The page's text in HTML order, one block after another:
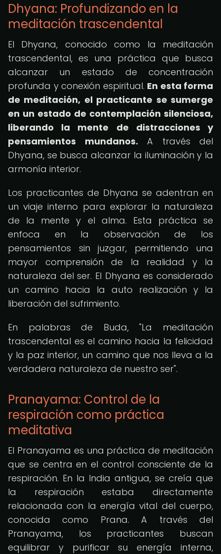
Dhyana: Profundizando en la
meditación trascendental
El Dhyana, conocido como la meditación
trascendental, es una práctica que busca
alcanzar un estado de concentración
profunda y conexión espiritual. En esta forma
de meditación, el practicante se sumerge
en un estado de contemplación silenciosa,
liberando la mente de distracciones y
pensamientos mundanos. A través del
Dhyana, se busca alcanzar la iluminación y la
armonía interior.
Los practicantes de Dhyana se adentran en
un viaje interno para explorar la naturaleza
de la mente y el alma. Esta práctica se
enfoca en la observación de los
pensamientos sin juzgar, permitiendo una
mayor comprensión de la realidad y la
naturaleza del ser. El Dhyana es considerado
un camino hacia la auto realización y la
liberación del sufrimiento.
En palabras de Buda, "La meditación
trascendental es el camino hacia la felicidad
y la paz interior, un camino que nos lleva a la
verdadera naturaleza de nuestro ser".
Pranayama: Control de la
respiración como práctica
meditativa
El Pranayama es una práctica de meditación
que se centra en el control consciente de la
respiración. En la India antigua, se creía que
la respiración estaba directamente
relacionada con la energía vital del cuerpo,
conocida como Prana. A través del
Pranayama, los practicantes buscan
equilibrar y purificar su energía interna,